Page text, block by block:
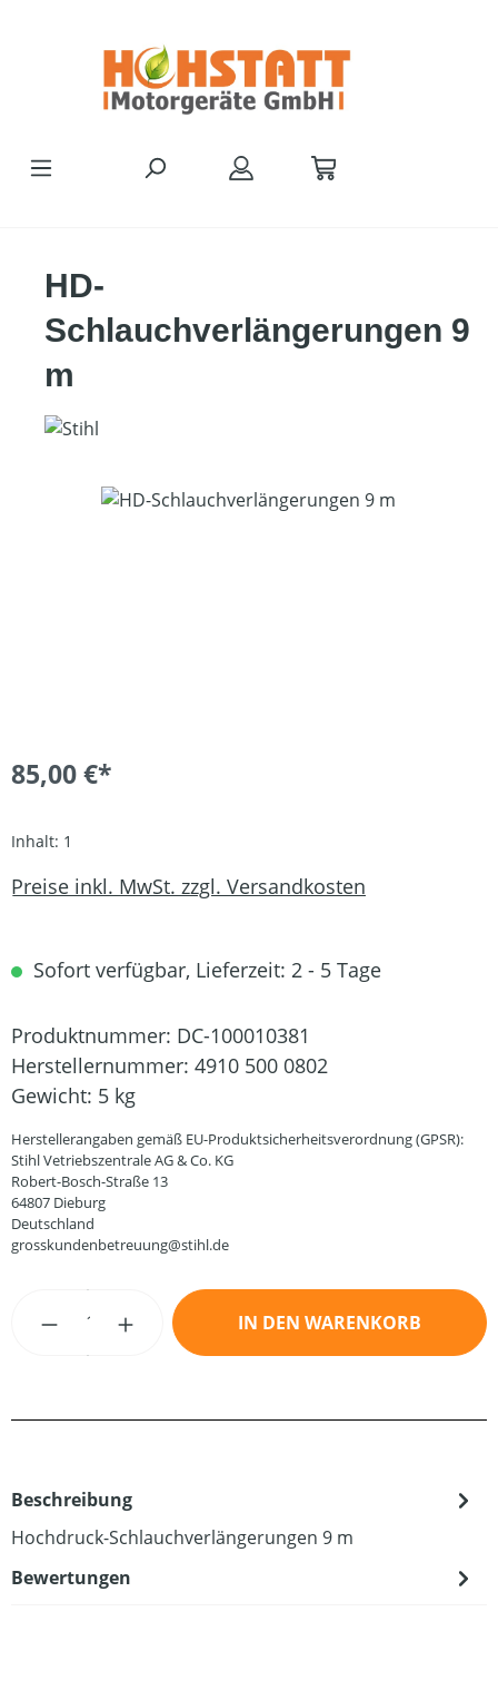
HD-
Schlauchverlängerungen 9
m
Bildergalerie überspringen
85,00 €*
Inhalt: 1
Preise inkl. MwSt. zzgl. Versandkosten
Sofort verfügbar, Lieferzeit: 2 - 5 Tage
Produktnummer: DC-100010381
Herstellernummer: 4910 500 0802
Gewicht: 5 kg
Herstellerangaben gemäß EU-Produktsicherheitsverordnung (GPSR):
Stihl Vetriebszentrale AG & Co. KG
Robert-Bosch-Straße 13
64807 Dieburg
Deutschland
grosskundenbetreuung@stihl.de
Produkt Anzahl: Gib den gewünschten
IN DEN WARENKORB
Beschreibung
Hochdruck-Schlauchverlängerungen 9 m
Bewertungen